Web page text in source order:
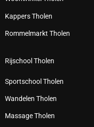
Kappers Tholen
Rommelmarkt Tholen
Rijschool Tholen
Sportschool Tholen
Wandelen Tholen
Massage Tholen